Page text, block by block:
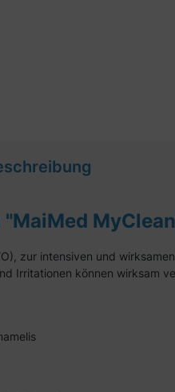
zur intensiven und
Irritationen können wirksam